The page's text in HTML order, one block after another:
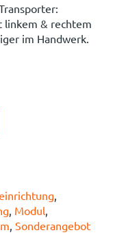
& rechtem
im Handwerk.
Modul
Sonderangebot